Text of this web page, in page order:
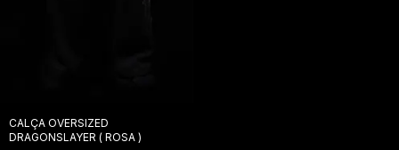
CALÇA OVERSIZED
DRAGONSLAYER ( ROSA )